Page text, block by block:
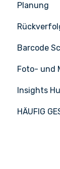
PoS-
Planung
Barcode
Foto- und
APIC
Insights
HÄUFIG